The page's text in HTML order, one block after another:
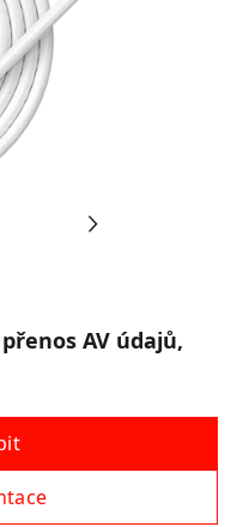
AV údajů,